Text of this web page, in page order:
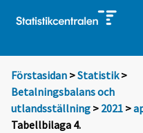
Förstasidan >Statistik >
Betalningsbalans och
utlandsställning > 2021 >
Tabellbilaga 4.